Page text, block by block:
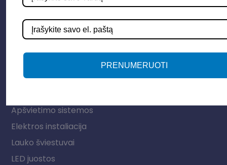
Apšvietimo sistemos
Elektros instaliacija
Lauko šviestuvai
LED juostos
PRENUMERUOTI